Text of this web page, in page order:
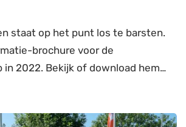
staat op het punt los te barsten.
brochure voor de
in 2022. Bekijk of download hem…